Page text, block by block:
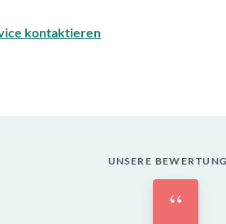
kontaktieren
UNSERE
“